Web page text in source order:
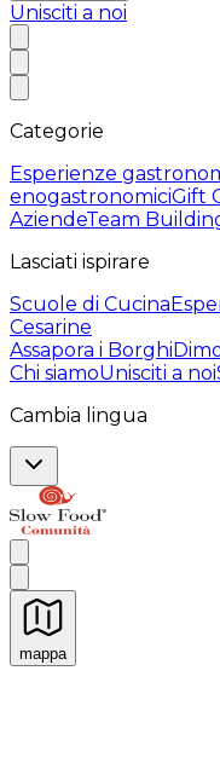
Unisciti a noi
Categorie
Esperienze
enogastronomiciGift
AziendeTeam
Lasciati ispirare
Scuole di Cucina
Cesarine
Assapora i Borghi
Chi siamoUnisciti a noi
Cambia lingua
mappa
Esperienze